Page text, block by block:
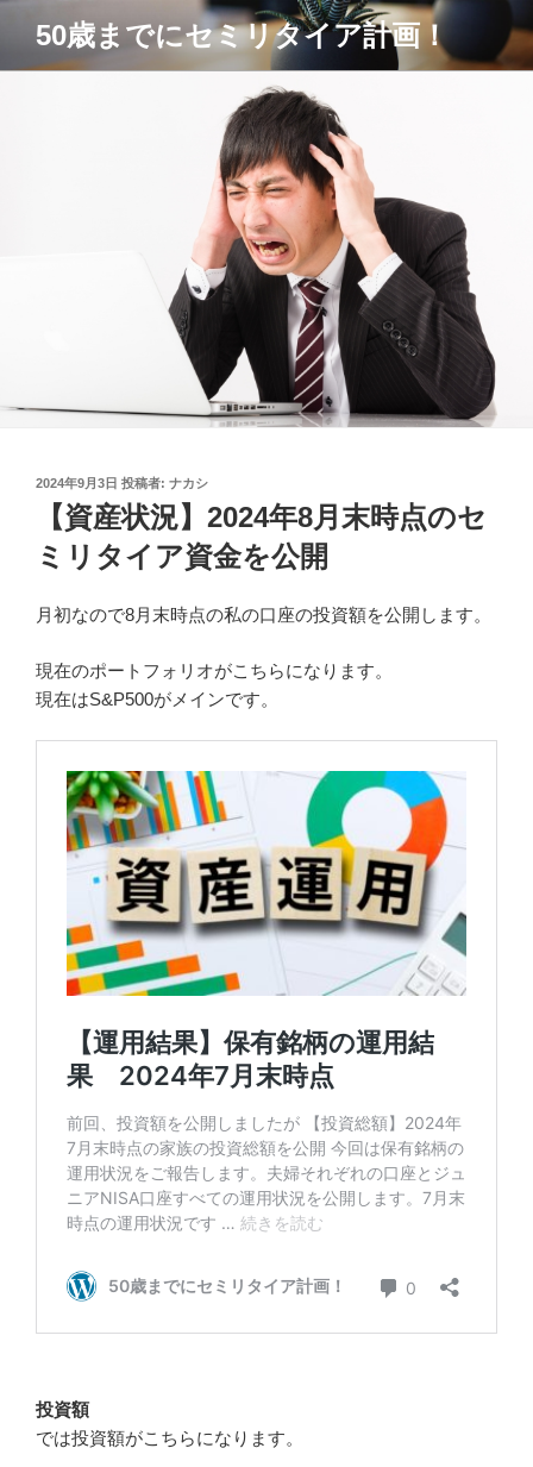
テ
50歳までにセミリタイア計画！
投
2024年9月3日 投稿者: ナカシ
【資産状況】2024年8月末時点のセ
ミリタイア資金を公開
月初なので8月末時点の私の口座の投資額を公開します。
現在のポートフォリオがこちらになります。
現在はS&P500がメインです。
投資額
では投資額がこちらになります。